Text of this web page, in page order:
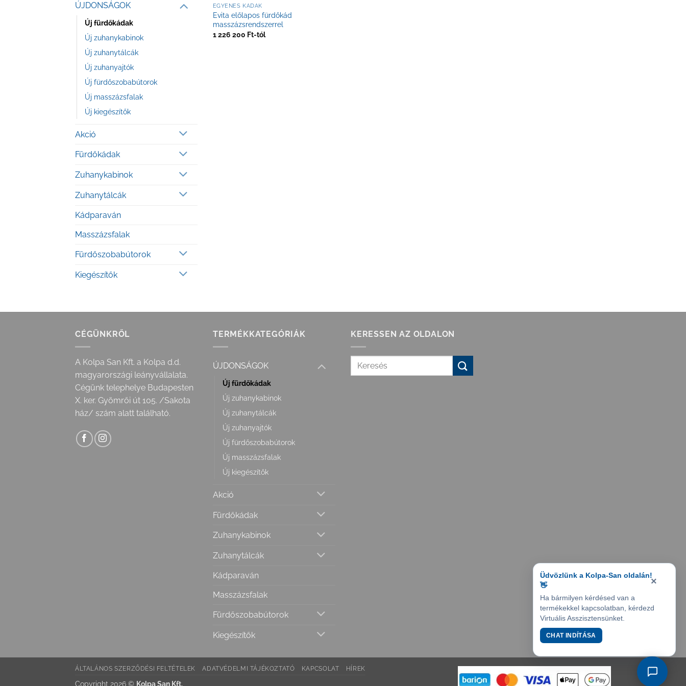
ÚJDONSÁGOK
Új fürdőkádak
Új zuhanykabinok
Új zuhanytálcák
Új zuhanyajtók
Új fürdőszobabútorok
Új masszázsfalak
Új kiegészítők
Akció
Fürdőkádak
Zuhanykabinok
Zuhanytálcák
Kádparaván
Masszázsfalak
Fürdőszobabútorok
Kiegészítők
EGYENES KÁDAK
Evita előlapos fürdőkád
masszázsrendszerrel
1 226 200 Ft
CÉGÜNKRŐL
A Kolpa San Kft. a Kolpa d.d.
magyarországi leányvállalata.
Cégünk telephelye Budapesten
X. ker. Gyömrői út 105. /Sakota
ház/ szám alatt található.
TERMÉKKATEGÓRIÁK
ÚJDONSÁGOK
Új fürdőkádak
Új zuhanykabinok
Új zuhanytálcák
Új zuhanyajtók
Új fürdőszobabútorok
Új masszázsfalak
Új kiegészítők
Akció
Fürdőkádak
Zuhanykabinok
Zuhanytálcák
Kádparaván
Masszázsfalak
Fürdőszobabútorok
Kiegészítők
KERESSEN AZ OLDALON
ÁLTALÁNOS SZERZŐDÉSI FELTÉTELEK ADATVÉDELMI TÁJÉKOZTATÓ KAPCSOLAT HÍREK
Copyright 2026 © Kolpa San Kft.
×
Üdvözlünk a Kolpa-San oldalán!
👋
Ha bármilyen kérdésed van a
termékekkel kapcsolatban, kérdezd
Virtuális Asszisztensünket.
CHAT INDÍTÁSA